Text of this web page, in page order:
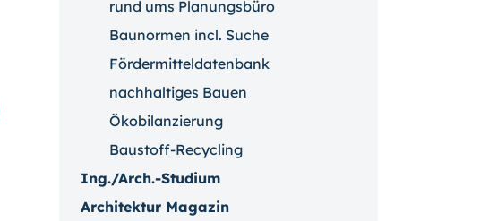
rund ums Planungsbüro
Baunormen incl. Suche
Fördermitteldatenbank
nachhaltiges Bauen
Ökobilanzierung
Baustoff-Recycling
Ing./Arch.-Studium
Architektur Magazin